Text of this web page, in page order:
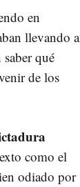
en
llevando a
qué
de los
como el
odiado por